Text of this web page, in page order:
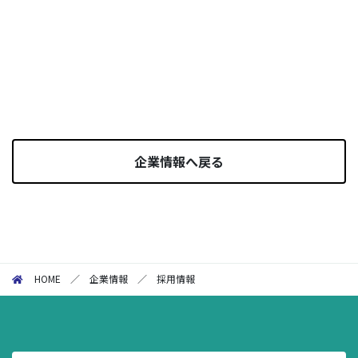
企業情報へ戻る
HOME ／企業情報 ／採用情報